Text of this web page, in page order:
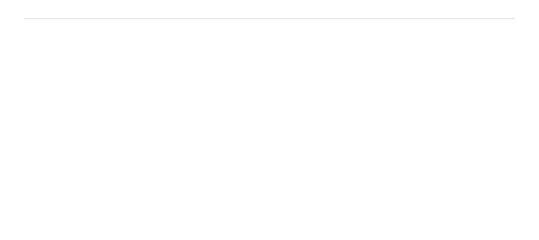
Ленинградская область